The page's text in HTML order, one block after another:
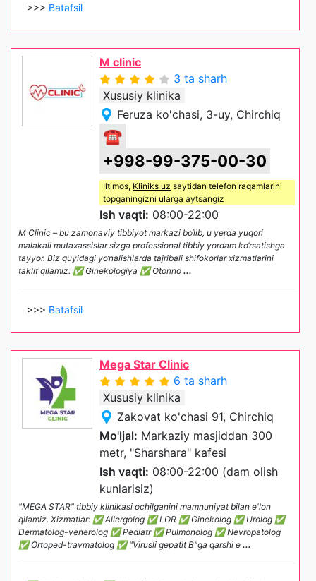
>>> Batafsil
M clinic
3 ta sharh
Xususiy klinika
Feruza ko'chasi, 3-uy, Chirchiq
☎
+998-99-375-00-30
Iltimos, Kliniks uz saytidan telefon raqamlarini
topganingizni ularga aytsangiz
Ish vaqti: 08:00-22:00
M Clinic – bu zamonaviy tibbiyot markazi bo‘lib, u yerda yuqori
malakali mutaxassislar sizga professional tibbiy yordam ko‘rsatishga
tayyor. Biz quyidagi yo‘nalishlarda tajribali shifokorlar xizmatlarini
taklif qilamiz: ✅ Ginekologiya ✅ Otorino ...
>>> Batafsil
Mega Star Clinic
6 ta sharh
Xususiy klinika
Zakovat ko'chasi 91, Chirchiq
Mo'ljal: Markaziy masjiddan 300
metr, "Sharshara" kafesi
Ish vaqti: 08:00-22:00 (dam olish
kunlarisiz)
"MEGA STAR" tibbiy klinikasi ochilganini mamnuniyat bilan e'lon
qilamiz. Xizmatlar: ✅ Allergolog ✅ LOR ✅ Ginekolog ✅ Urolog ✅
Dermatolog-venerolog ✅ Pediatr ✅ Pulmonolog ✅ Nevropatolog
✅ Ortoped-travmatolog ✅ "Virusli gepatit B"ga qarshi e ...